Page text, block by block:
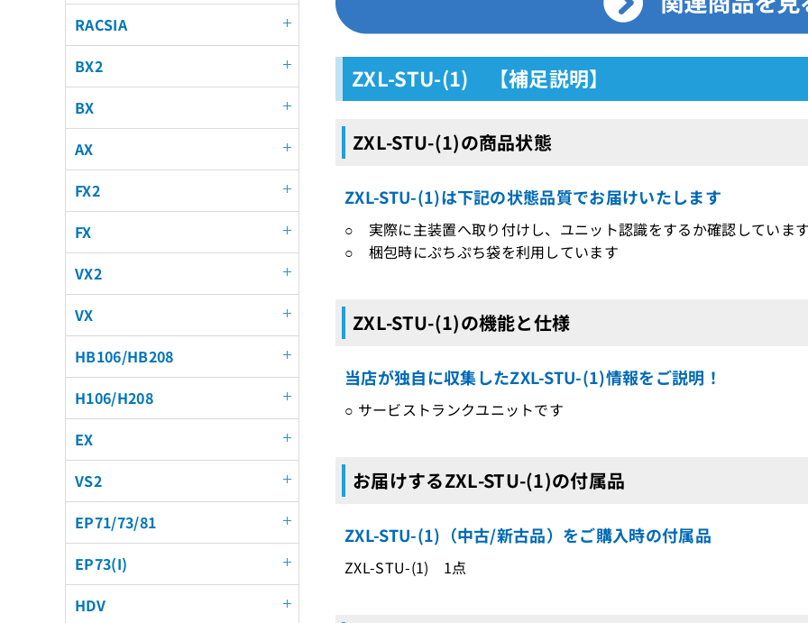
ZXL-STU-(1) 【補足説明】
ZXL-STU-(1)の商品状態
ZXL-STU-(1)は下記の状態品質でお届けいたします
○ 実際に主装置へ取り付けし、ユニット認識をするか確認していま
○ 梱包時にぷちぷち袋を利用しています
ZXL-STU-(1)の機能と仕様
当店が独自に収集したZXL-STU-(1)情報をご説明！
○ サービストランクユニットです
お届けするZXL-STU-(1)の付属品
ZXL-STU-(1)（中古/新古品）をご購入時の付属品
ZXL-STU-(1) 1点
RACSIA
BX2
BX
AX
FX2
FX
VX2
VX
HB106/HB208
H106/H208
EX
VS2
EP71/73/81
EP73(I)
HDV